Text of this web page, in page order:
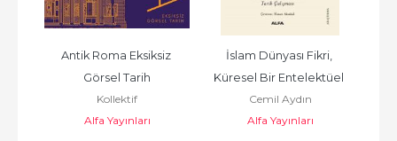
Antik Roma Eksiksiz
Görsel Tarih
Kollektif
Alfa Yayınları
İslam Dünyası Fikri,
Küresel Bir Entelektüel
Tarih Çalışması
Cemil Aydın
Alfa Yayınları